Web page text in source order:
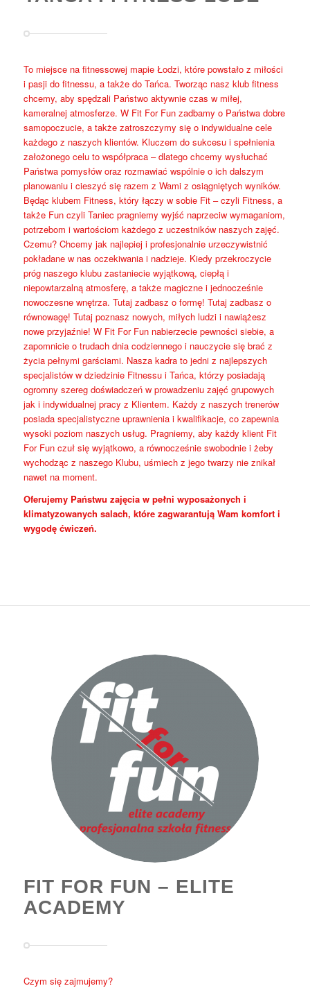
To miejsce na fitnessowej mapie Łodzi, które powstało z miłości
i pasji do fitnessu, a także do Tańca. Tworząc nasz klub fitness
chcemy, aby spędzali Państwo aktywnie czas w miłej,
kameralnej atmosferze. W Fit For Fun zadbamy o Państwa dobre
samopoczucie, a także zatroszczymy się o indywidualne cele
każdego z naszych klientów. Kluczem do sukcesu i spełnienia
założonego celu to współpraca – dlatego chcemy wysłuchać
Państwa pomysłów oraz rozmawiać wspólnie o ich dalszym
planowaniu i cieszyć się razem z Wami z osiągniętych wyników.
Będąc klubem Fitness, który łączy w sobie Fit – czyli Fitness, a
także Fun czyli Taniec pragniemy wyjść naprzeciw wymaganiom,
potrzebom i wartościom każdego z uczestników naszych zajęć.
Czemu? Chcemy jak najlepiej i profesjonalnie urzeczywistnić
pokładane w nas oczekiwania i nadzieje. Kiedy przekroczycie
próg naszego klubu zastaniecie wyjątkową, ciepłą i
niepowtarzalną atmosferę, a także magiczne i jednocześnie
nowoczesne wnętrza. Tutaj zadbasz o formę! Tutaj zadbasz o
równowagę! Tutaj poznasz nowych, miłych ludzi i nawiążesz
nowe przyjaźnie! W Fit For Fun nabierzecie pewności siebie, a
zapomnicie o trudach dnia codziennego i nauczycie się brać z
życia pełnymi garściami. Nasza kadra to jedni z najlepszych
specjalistów w dziedzinie Fitnessu i Tańca, którzy posiadają
ogromny szereg doświadczeń w prowadzeniu zajęć grupowych
jak i indywidualnej pracy z Klientem. Każdy z naszych trenerów
posiada specjalistyczne uprawnienia i kwalifikacje, co zapewnia
wysoki poziom naszych usług. Pragniemy, aby każdy klient Fit
For Fun czuł się wyjątkowo, a równocześnie swobodnie i żeby
wychodząc z naszego Klubu, uśmiech z jego twarzy nie znikał
nawet na moment.
Oferujemy Państwu zajęcia w pełni wyposażonych i
klimatyzowanych salach, które zagwarantują Wam komfort i
wygodę ćwiczeń.
FIT FOR FUN – ELITE
ACADEMY
Czym się zajmujemy?